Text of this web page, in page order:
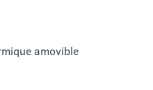
amovible